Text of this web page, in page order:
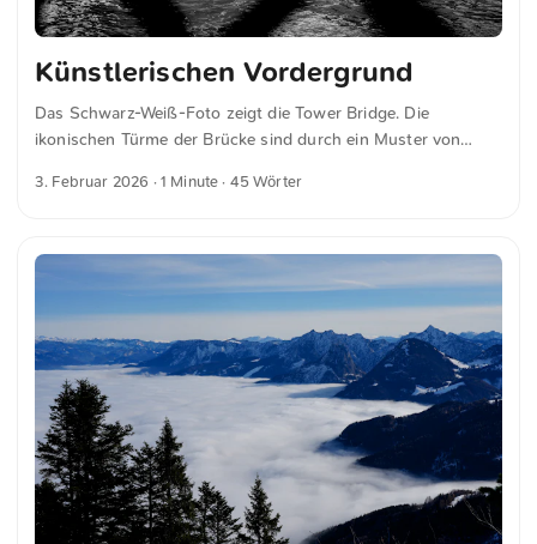
Künstlerischen Vordergrund
Das Schwarz-Weiß-Foto zeigt die Tower Bridge. Die
ikonischen Türme der Brücke sind durch ein Muster von
Vordergrund zur historischen Architektur bildet. Dies und
3. Februar 2026 · 1 Minute · 45 Wörter